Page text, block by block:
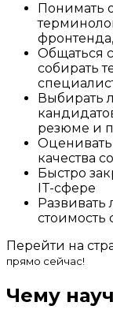
Понимать
Общаться
собирать
Выбирать
резюме и
качества
Быстро
IT-сфере
стоимость
Перейти на
прямо сейчас!
Чему